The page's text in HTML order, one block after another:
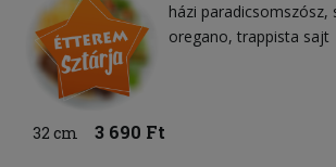
házi paradicsomszósz
oregano trappista sajt
32 cm 3 690 Ft